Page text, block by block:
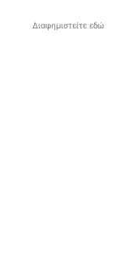
Διαφημιστείτε εδώ